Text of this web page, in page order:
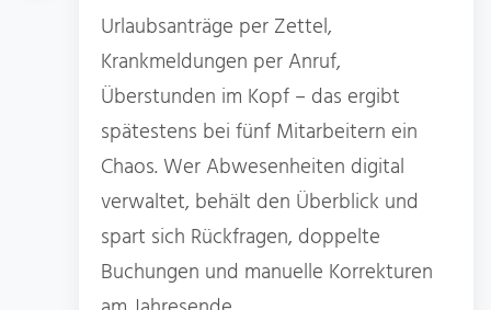
Urlaubsanträge per Zettel,
Krankmeldungen per Anruf,
Überstunden im Kopf – das ergibt
spätestens bei fünf Mitarbeitern ein
Chaos. Wer Abwesenheiten digital
verwaltet, behält den Überblick und
spart sich Rückfragen, doppelte
Buchungen und manuelle Korrekturen